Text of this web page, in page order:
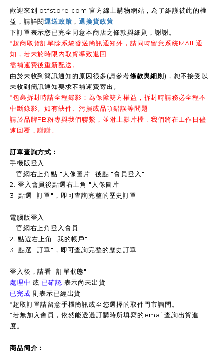
歡迎來到 otfstore.com 官方線上購物網站，為了維護彼此的權
益，請詳閱運送政策 ， 退換貨政策
下訂單表示您已完全同意本商店之條款與細則，謝謝。
*超商取貨訂單除系統發送簡訊通知外，請同時留意系統MAIL通
知，若未於時限內取貨導致退回
需補運費後重新配送。
由於未收到簡訊通知的原因很多(請參考條款與細則 )，恕不接受以
未收到簡訊通知要求不補運費寄出。
*包裹拆封時請全程錄影：為保障雙方權益，拆封時請務必全程不
中斷錄影。如有缺件、污損或品項錯誤等問題
請於品牌FB粉專與我們聯繫，並附上影片檔，我們將在工作日儘
速回覆，謝謝。
訂單查詢方式：
手機版登入
1. 官網右上角點 "人像圖片" 後點 "會員登入"
2. 登入會員後點選右上角 "人像圖片"
3. 點選 "訂單"，即可查詢完整的歷史訂單
電腦版登入
1. 官網右上角登入會員
2. 點選右上角 "我的帳戶"
3. 點選 "訂單"，即可查詢完整的歷史訂單
登入後，請看 "訂單狀態"
處理中 或 已確認 表示尚未出貨
已完成 則表示已經出貨
*超取訂單請留意手機簡訊或至您選擇的取件門市詢問。
*若無加入會員，依然能透過訂購時所填寫的email查詢出貨進
度。
商品簡介：